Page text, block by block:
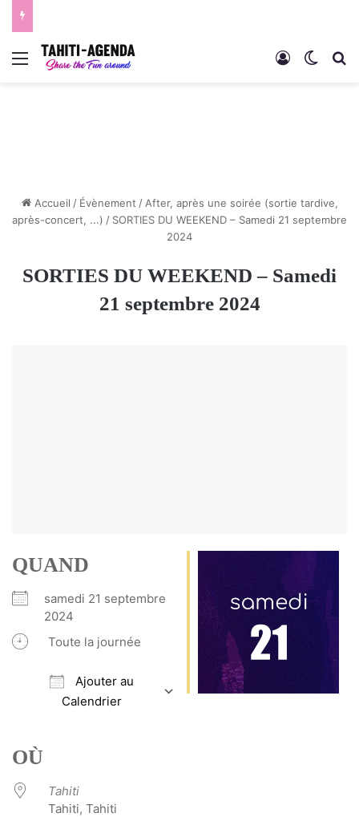
Menu Connexion
Accueil / Évènement / After, après une soirée (sortie tardive,
après-concert, ...) / SORTIES DU WEEKEND – Samedi 21 septembre
2024
SORTIES DU WEEKEND – Samedi
21 septembre 2024
QUAND
samedi 21 septembre
2024
Toute la journée
Ajouter au
Calendrier
OÙ
Tahiti
Tahiti, Tahiti